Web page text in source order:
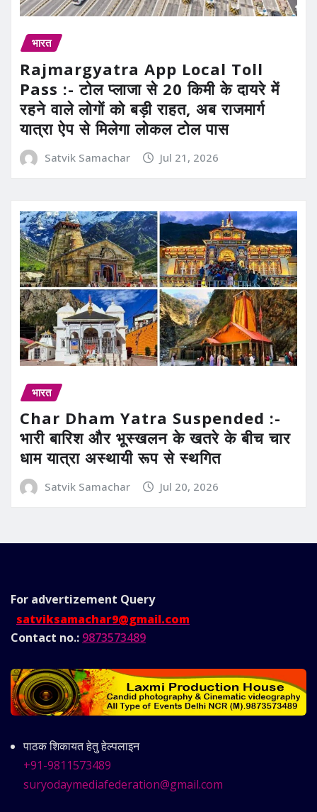
भारत
Rajmargyatra App Local Toll
Pass :- टोल प्लाजा से 20 किमी के दायरे में
रहने वाले लोगों को बड़ी राहत, अब राजमार्ग
यात्रा ऐप से मिलेगा लोकल टोल पास
Satvik Samachar Jul 21, 2026
भारत
Char Dham Yatra Suspended :-
भारी बारिश और भूस्खलन के खतरे के बीच चार
धाम यात्रा अस्थायी रूप से स्थगित
Satvik Samachar Jul 20, 2026
For advertizement Query
satviksamachar9@gmail.com
Contact no.: 9873573489
पाठक शिकायत हेतु हेल्पलाइन
+91-9811573489
suryodaymediafederation@gmail.com